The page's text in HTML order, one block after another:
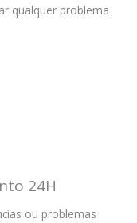
qualquer problema
24H
ou problemas